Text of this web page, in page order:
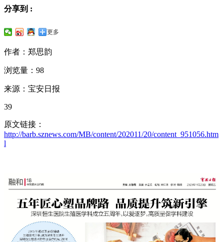
分享到 :
更多
作者：郑思韵
浏览量：98
来源：宝安日报
39
原文链接：
http://barb.sznews.com/MB/content/202011/20/content_951056.htm
l